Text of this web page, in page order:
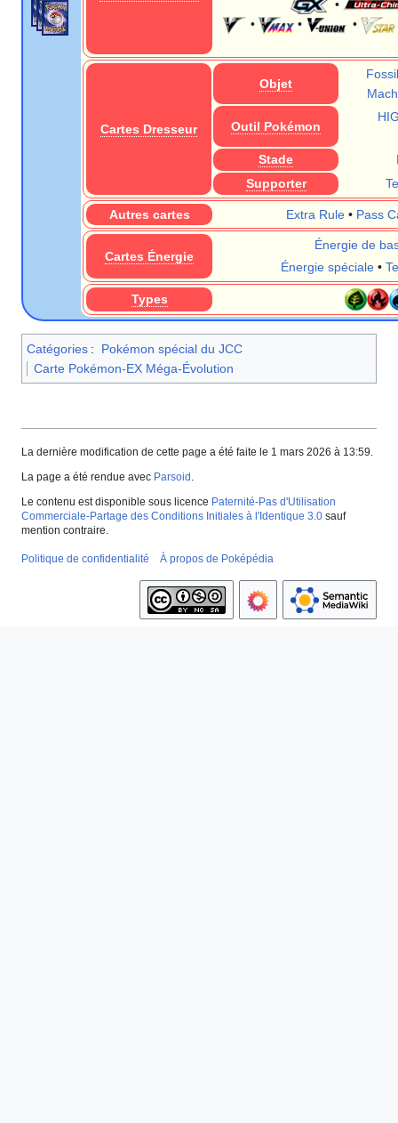
•
•
• •
Cartes Dresseur
Objet
Outil Pokémon
Stade
Supporter
Autres cartes Extra Rule• Pass
Cartes Énergie
Énergie de
Énergie spéciale•
Types
Catégories :
Pokémon spécial du JCC
Carte Pokémon-EX Méga-Évolution
La dernière modification de cette page a été faite le 1 mars 2026 à 13:59.
La page a été rendue avec Parsoid .
Le contenu est disponible sous licence Paternité-Pas d'Utilisation
Commerciale-Partage des Conditions Initiales à l'Identique 3.0 sauf
mention contraire.
Politique de confidentialité À propos de Poképédia